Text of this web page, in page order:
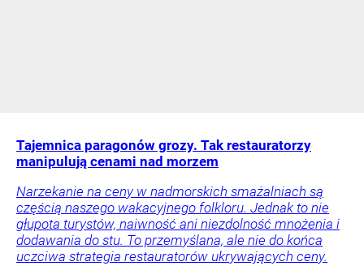
Tajemnica paragonów grozy. Tak restauratorzy
manipulują cenami nad morzem
Narzekanie na ceny w nadmorskich smażalniach są
częścią naszego wakacyjnego folkloru. Jednak to nie
głupota turystów, naiwność ani niezdolność mnożenia i
dodawania do stu. To przemyślana, ale nie do końca
uczciwa strategia restauratorów ukrywających ceny.